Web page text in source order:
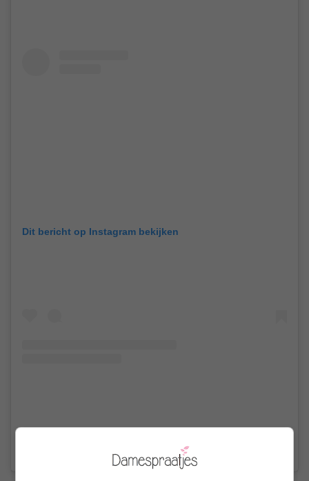
Dit bericht op Instagram bekijken
Een bericht gedeeld door Geurzussies (@geurzussies)